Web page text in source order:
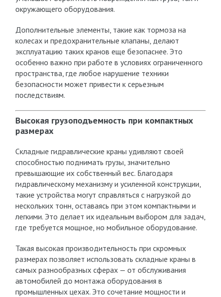
окружающего оборудования.
Дополнительные элементы, такие как тормоза на
колесах и предохранительные клапаны, делают
эксплуатацию таких кранов еще безопаснее. Это
особенно важно при работе в условиях ограниченного
пространства, где любое нарушение техники
безопасности может привести к серьезным
последствиям.
Высокая грузоподъемность при компактных
размерах
Складные гидравлические краны удивляют своей
способностью поднимать грузы, значительно
превышающие их собственный вес. Благодаря
гидравлическому механизму и усиленной конструкции,
такие устройства могут справляться с нагрузкой до
нескольких тонн, оставаясь при этом компактными и
легкими. Это делает их идеальным выбором для задач,
где требуется мощное, но мобильное оборудование.
Такая высокая производительность при скромных
размерах позволяет использовать складные краны в
самых разнообразных сферах — от обслуживания
автомобилей до монтажа оборудования в
промышленных цехах. Это сочетание мощности и